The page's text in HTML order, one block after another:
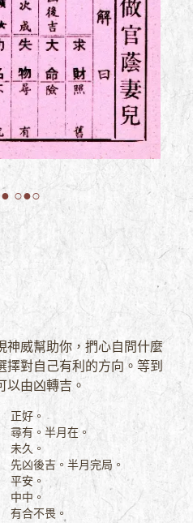
○●○
神威幫助你，捫心自問什麼
對自己有利的方向。等到
以由凶轉吉。
正好。
尋有。半月在。
未久。
先凶後吉。半月完局。
平安。
中中。
有合不畏。